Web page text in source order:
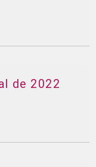
de 2022